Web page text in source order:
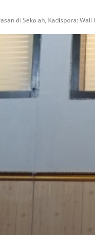
di Sekolah, Kadispora: